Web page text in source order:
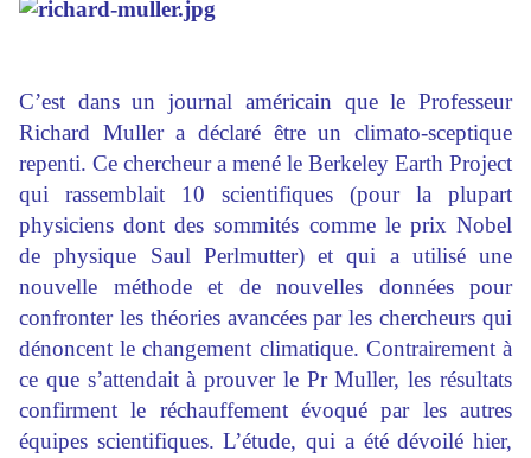
C’est dans un journal américain que le Professeur
Richard Muller a déclaré être un climato-sceptique
repenti. Ce chercheur a mené le Berkeley Earth Project
qui rassemblait 10 scientifiques (pour la plupart
physiciens dont des sommités comme le prix Nobel
de physique Saul Perlmutter) et qui a utilisé une
nouvelle méthode et de nouvelles données pour
confronter les théories avancées par les chercheurs qui
dénoncent lechangement climatique. Contrairement à
ce que s’attendait à prouver le Pr Muller, les résultats
confirment le réchauffement évoqué par les autres
équipes scientifiques. L’étude, qui a été dévoilé hier,